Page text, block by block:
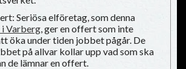
Seriösa elföretag, som denna
Varberg, ger en offert som inte
öka under tiden jobbet pågår. De
på allvar kollar upp vad som ska
de lämnar en offert.